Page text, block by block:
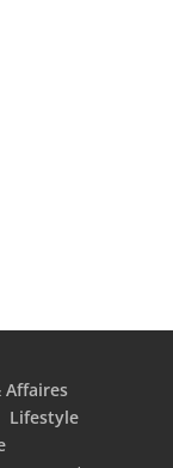
Affaires
Lifestyle